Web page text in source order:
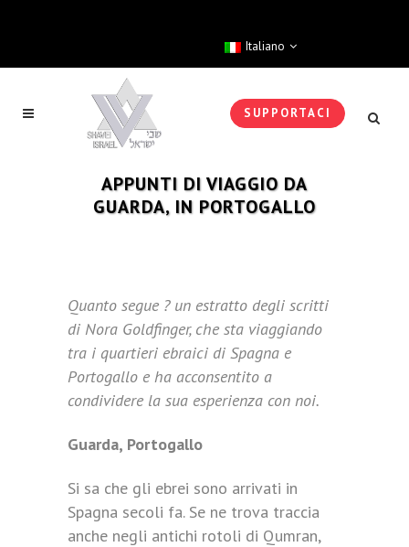
Italiano
SUPPORTACI
APPUNTI DI VIAGGIO DA
GUARDA, IN PORTOGALLO
Quanto segue ? un estratto degli scritti
di Nora Goldfinger, che sta viaggiando
tra i quartieri ebraici di Spagna e
Portogallo e ha acconsentito a
condividere la sua esperienza con noi.
Guarda, Portogallo
Si sa che gli ebrei sono arrivati in
Spagna secoli fa. Se ne trova traccia
anche negli antichi rotoli di Qumran,